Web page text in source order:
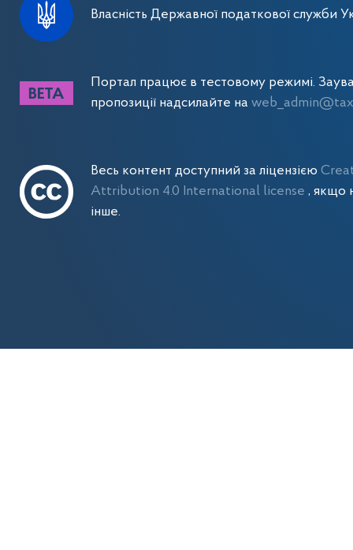
Власність Державної податкової служби
Портал працює в тестовому режимі.
пропозиції надсилайте на
Весь контент доступний за ліцензією
Attribution 4.0 International license , якщо
інше.